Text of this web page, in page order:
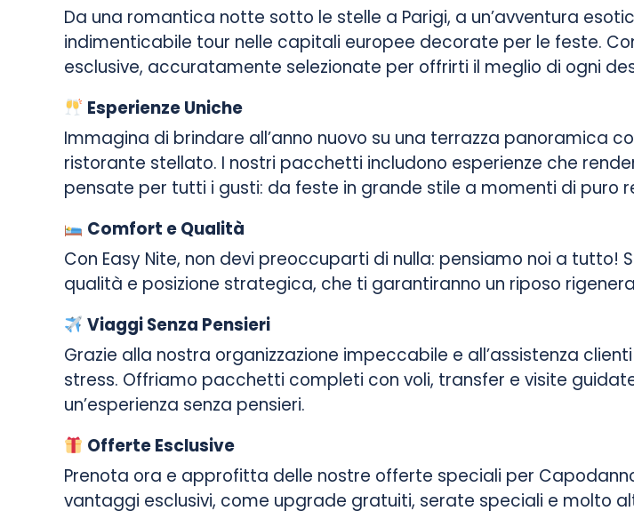
Da una romantica notte sotto le stelle a Parigi, a un’avventura
indimenticabile tour nelle capitali europee decorate per le feste.
esclusive, accuratamente selezionate per offrirti il meglio di ogni
Esperienze Uniche
Immagina di brindare all’anno nuovo su una terrazza panoramica
ristorante stellato. I nostri pacchetti includono esperienze che
pensate per tutti i gusti: da feste in grande stile a momenti di puro
Comfort e Qualità
Con Easy Nite, non devi preoccuparti di nulla: pensiamo noi a
qualità e posizione strategica, che ti garantiranno un riposo
Viaggi Senza Pensieri
Grazie alla nostra organizzazione impeccabile e all’assistenza
stress. Offriamo pacchetti completi con voli, transfer e visite
un’esperienza senza pensieri.
Offerte Esclusive
Prenota ora e approfitta delle nostre offerte speciali per
vantaggi esclusivi, come upgrade gratuiti, serate speciali e molto